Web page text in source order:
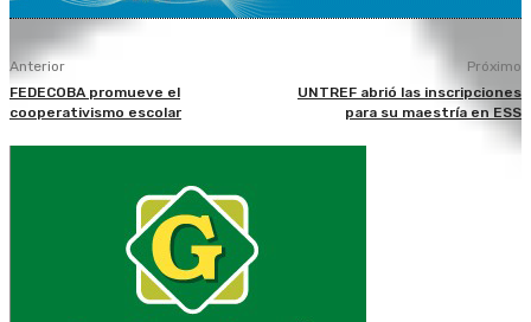
Anterior
FEDECOBA promueve el
cooperativismo escolar
Próximo
UNTREF abrió las inscripciones
para su maestría en ESS